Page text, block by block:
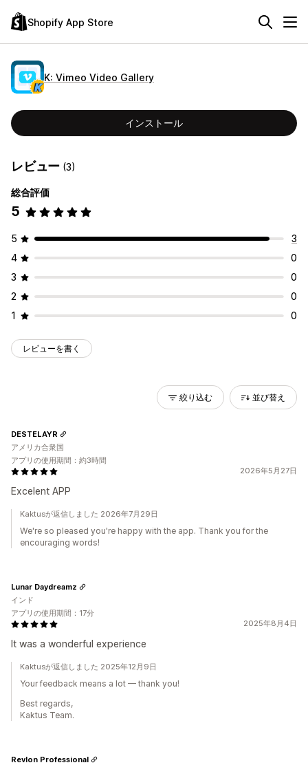
Shopify App Store
K: Vimeo Video Gallery
インストール
レビュー (3)
総合評価
5
5
3
4
0
3
0
2
0
1
0
レビューを書く
絞り込む 並び替え
2026年5月27日
Excelent APP
DESTELAYR
アメリカ合衆国
アプリの使用期間：約3時間
Kaktusが返信しました 2026年7月29日
We're so pleased you're happy with the app. Thank you for the
encouraging words!
2025年8月4日
It was a wonderful experience
Lunar Daydreamz
インド
アプリの使用期間：17分
Kaktusが返信しました 2025年12月9日
Your feedback means a lot — thank you!
Best regards,
Kaktus Team.
Revlon Professional